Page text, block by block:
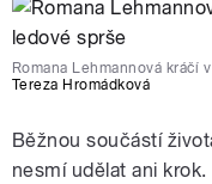
Romana Lehmannová kráčí
Tereza Hromádková
Běžnou součástí
nesmí udělat ani